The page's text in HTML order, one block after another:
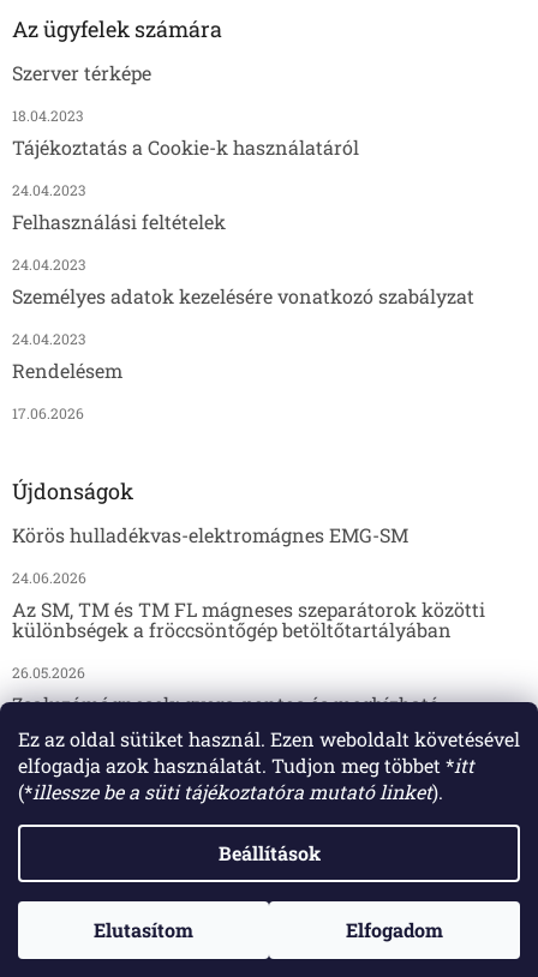
Ez az oldal sütiket használ. Ezen weboldalt követésével
elfogadja azok használatát. Tudjon meg többet *itt
(*illessze be a süti tájékoztatóra mutató linket).
Beállítások
Elutasítom Elfogadom
Az ügyfelek számára
Szerver térképe
18.04.2023
Tájékoztatás a Cookie-k használatáról
24.04.2023
Felhasználási feltételek
24.04.2023
Személyes adatok kezelésére vonatkozó szabályzat
24.04.2023
Rendelésem
17.06.2026
Újdonságok
Körös hulladékvas-elektromágnes EMG-SM
24.06.2026
Az SM, TM és TM FL mágneses szeparátorok közötti
különbségek a fröccsöntőgép betöltőtartályában
26.05.2026
Zsaluzómágnesek: gyors, pontos és megbízható
17.04.2026
Shoptet készítette
Copyright 2026SOLLAU s.r.o. . Minden jog fenntartva.